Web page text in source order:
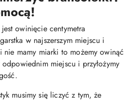
owinięcie centymetra
w najszerszym miejscu i
nie mamy miarki to możemy owinąć
miejscu i przyłożymy
musimy się liczyć z tym, że